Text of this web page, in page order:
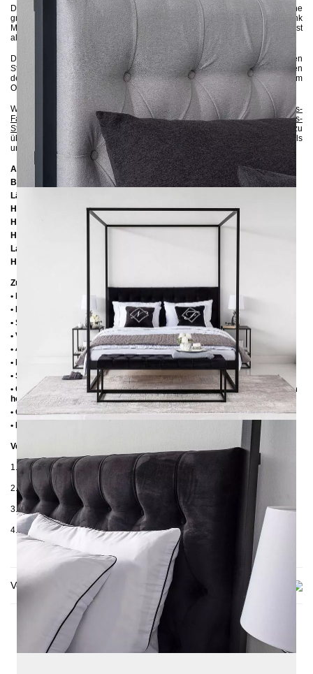
Das stabile und robuste Bettgestell wird zerlegt geliefert und kann
ohne
großes handwerkliches Wissen zusammengebaut werden. Dank
Mitteltraverse mit Stützfuß haben Sie die Möglichkeit sowohl einen Lattenrost
als auch zwei Lattenroste reinzulegen.
Das Kopfteil ist in mehreren Farben erhältlich, entweder in einem weichen
Strukturstoff oderin elegantem Velours.Die abgebildeten Farben
der Velourstoffe können durch unterschiedliche Bildschirmeinstellungen vom
Original abweichen.
Wenn Sie sich bezüglich der Farbe unsicher sind, können Sie bis zu 5Gratis-
Farbproben
anfordern :-). Sie können auch gerne zusätzlich bis zu 5Gratis-
Stoffmuster
bestellen, um sich von der Qualität und dem Aussehen zu
überzeugen. Auf diese Weise können Sie prüfen, ob die Farben des Metalls
und des Stoffs perfekt zu Ihrer Einrichtung passen.
Abmessungen
Breite: 20
6 cm
Länge:
Höhe:
Höhe bis zur Rahmenunterkante:25 cm
Höhe bis zur Rahmenoberkante:
Lattenrostabsenkung:
Höhe von Kopfteil-Element:
Zusätzliche Informationen
• Handmade
• Metall: Pulverbeschichtet
• Strukturstoff: 100% Polyester, 280 gr/m²
• Veloursstoff: 100% Polyester, 480 g/m²
• 4 cm breite Mitteltraverse mit Stützfuß
• Fußstopfen aus Kunststoff
• Seitenablagen für Lattenrost 2,8 cm
• Ohne Lattenrost (wir empfehlen bei Einlegetiefe von 10 cm max. 6-7 cm
hohe Lattenroste, damit die Matratze 3-4 cm in den Rahmen einsinkt)
• Ohne Matratze
• Lieferzustand: Zerlegt (in 4 Kartons)
Verpackungsdetails
1. Karton: 2050 x 420 x 100 mm, ≈ 23 kg
2. Karton: 2100 x 180 x 130 mm, ≈ 29 kg
3. Karton: 1850 x 650 x 80 mm, ≈ 24 kg
4. Karton: 2100 x 420 x 100 mm, ≈ 19 kg
Versand & Lieferung